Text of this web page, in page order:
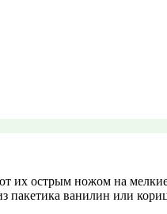
их острым ножом на
пакетика ванилин или